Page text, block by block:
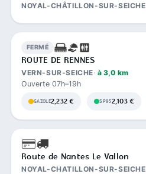
NOYAL-CHÂTILLON-SUR-SEICHE
FERMÉ
ROUTE DE RENNES
VERN-SUR-SEICHE à 3,0 km
Ouverte 07h–19h
GAZOLE2,232 € SP952,103 €
Route de Nantes Le Vallon
NOYAL-CHATILLON-SUR-SEICHE